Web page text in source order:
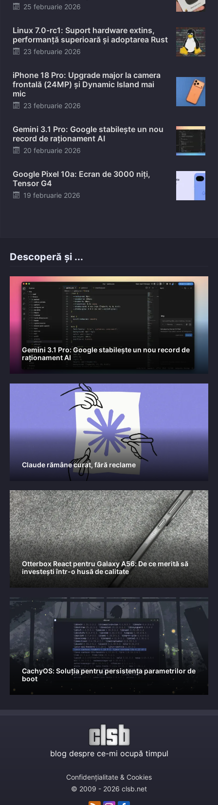
Posted
25 februarie 2026
Linux 7.0-rc1: Suport hardware extins,
performanță superioară și adoptarea Rust
Posted
23 februarie 2026
iPhone 18 Pro: Upgrade major la camera
frontală (24MP) și Dynamic Island mai
mic
Posted
23 februarie 2026
Gemini 3.1 Pro: Google stabilește un nou
record de raționament AI
Posted
20 februarie 2026
Google Pixel 10a: Ecran de 3000 niți,
Tensor G4
Posted
19 februarie 2026
Descoperă și ...
Gemini 3.1 Pro: Google stabilește un nou record de
raționament AI
Claude rămâne curat, fără reclame
Otterbox React pentru Galaxy A56: De ce merită să
investești într-o husă de calitate
CachyOS: Soluția pentru persistența parametrilor de
boot
blog despre ce-mi ocupă timpul
Confidențialitate & Cookies
© 2009 - 2026 clsb.net